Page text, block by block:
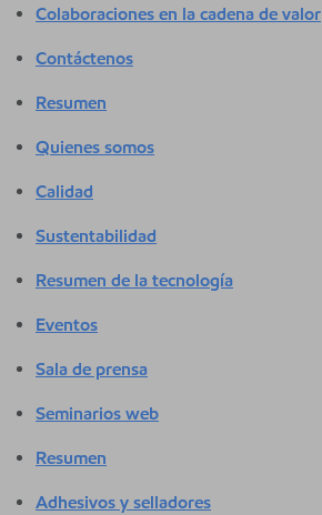
Colaboraciones en la cadena de valor
Contáctenos
Resumen
Quienes somos
Calidad
Sustentabilidad
Resumen de la tecnología
Eventos
Sala de prensa
Seminarios web
Resumen
Adhesivos y selladores